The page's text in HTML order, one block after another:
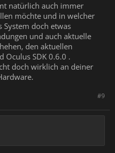
natürlich auch immer
möchte und in welcher
System doch etwas
und auch aktuelle
den aktuellen
Oculus SDK 0.6.0 .
doch wirklich an deiner
#9